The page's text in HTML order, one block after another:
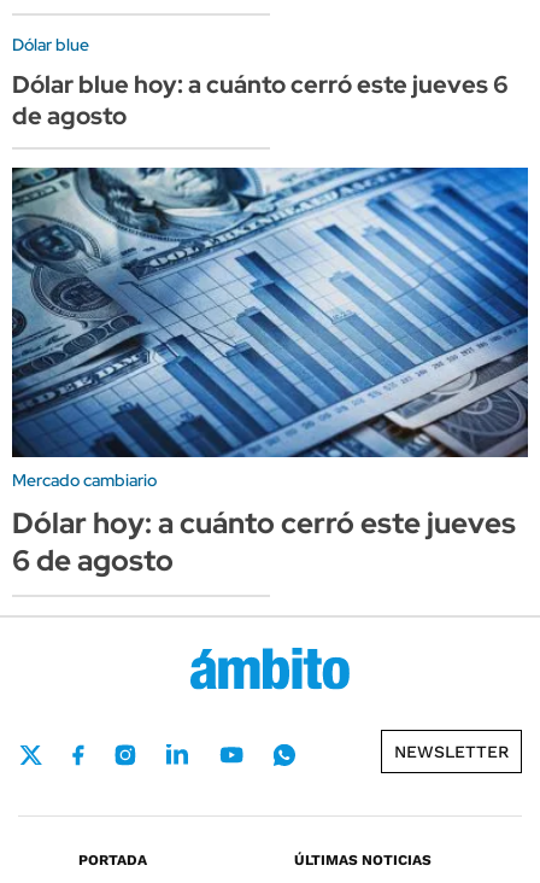
Dólar blue
Dólar blue hoy: a cuánto cerró este jueves 6
de agosto
Mercado cambiario
Dólar hoy: a cuánto cerró este jueves
6 de agosto
NEWSLETTER
PORTADA
ÚLTIMAS NOTICIAS